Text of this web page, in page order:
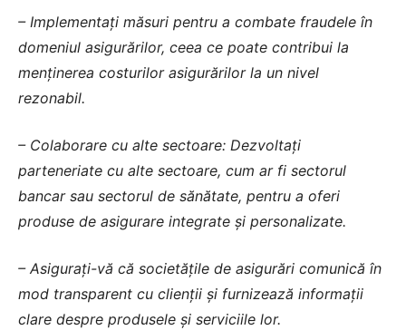
– Implementați măsuri pentru a combate fraudele în
domeniul asigurărilor, ceea ce poate contribui la
menținerea costurilor asigurărilor la un nivel
rezonabil.
– Colaborare cu alte sectoare: Dezvoltați
parteneriate cu alte sectoare, cum ar fi sectorul
bancar sau sectorul de sănătate, pentru a oferi
produse de asigurare integrate și personalizate.
– Asigurați-vă că societățile de asigurări comunică în
mod transparent cu clienții și furnizează informații
clare despre produsele și serviciile lor.